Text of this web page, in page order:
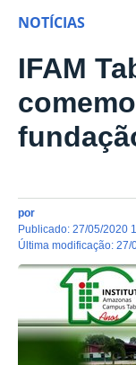
NOTÍCIAS
IFAM
por
publicado: 27/05/2020
última modificação: 27/